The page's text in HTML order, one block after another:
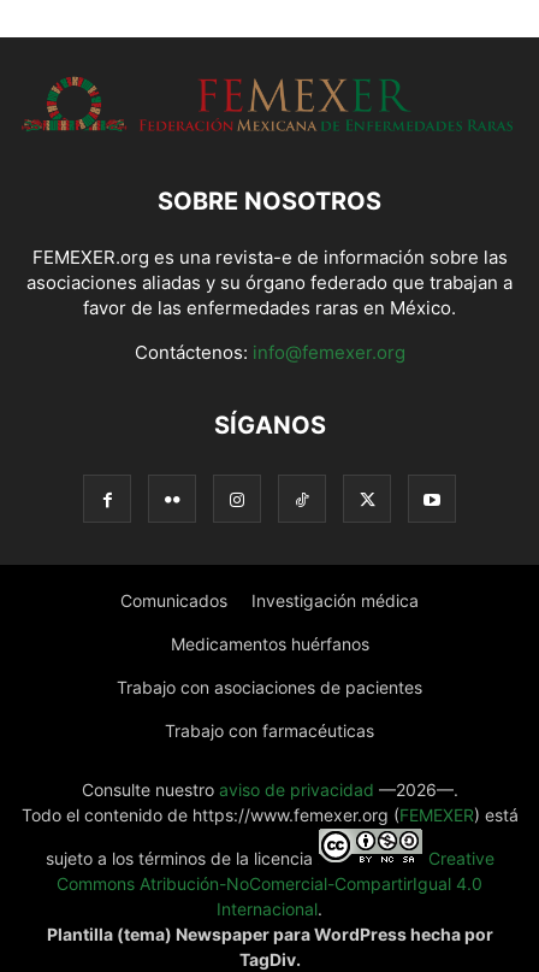
SOBRE NOSOTROS
FEMEXER.org es una revista-e de información sobre las
asociaciones aliadas y su órgano federado que trabajan a
favor de las enfermedades raras en México.
Contáctenos: info@femexer.org
SÍGANOS
Comunicados Investigación médica
Medicamentos huérfanos
Trabajo con asociaciones de pacientes
Trabajo con farmacéuticas
Consulte nuestro aviso de privacidad —2026—.
Todo el contenido de https://www.femexer.org (FEMEXER) está
sujeto a los términos de la licencia
Creative
Commons Atribución-NoComercial-CompartirIgual 4.0
Internacional.
Plantilla (tema) Newspaper para WordPress hecha por
TagDiv.